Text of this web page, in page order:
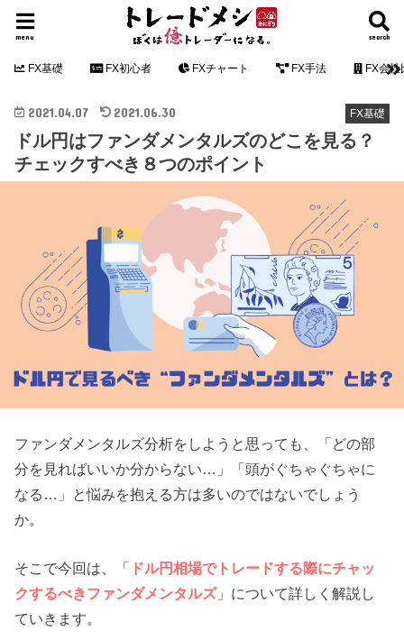
search
menu
FX基礎 FX初心者 FXチャート FX手法 FX会社
FX基礎
2021.04.07 2021.06.30
ドル円はファンダメンタルズのどこを見る？
チェックすべき８つのポイント
ファンダメンタルズ分析をしようと思っても、「どの部
分を見ればいいか分からない…」「頭がぐちゃぐちゃに
なる…」と悩みを抱える方は多いのではないでしょう
か。
そこで今回は、「 ドル円相場でトレードする際にチャッ
クするべきファンダメンタルズ」について詳しく解説し
ていきます。